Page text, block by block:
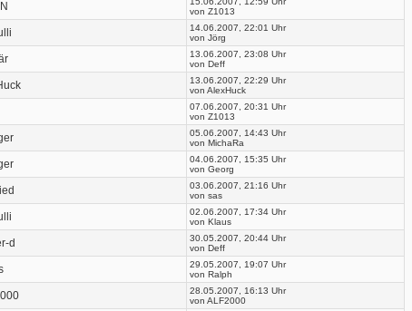
von Z1013
14.06.2007, 22:01 Uhr
von Jörg
13.06.2007, 23:08 Uhr
von Deff
13.06.2007, 22:29 Uhr
von AlexHuck
07.06.2007, 20:31 Uhr
von Z1013
05.06.2007, 14:43 Uhr
von MichaRa
04.06.2007, 15:35 Uhr
von Georg
03.06.2007, 21:16 Uhr
von sas
02.06.2007, 17:34 Uhr
von Klaus
d
30.05.2007, 20:44 Uhr
von Deff
29.05.2007, 19:07 Uhr
von Ralph
28.05.2007, 16:13 Uhr
von ALF2000